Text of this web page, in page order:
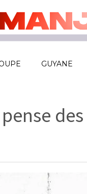
GUYANE
pense